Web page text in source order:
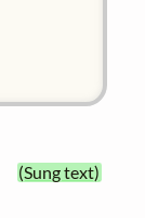
(Sung text)